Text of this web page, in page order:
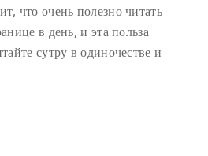
что очень полезно читать
в день, и эта польза
сутру в одиночестве и